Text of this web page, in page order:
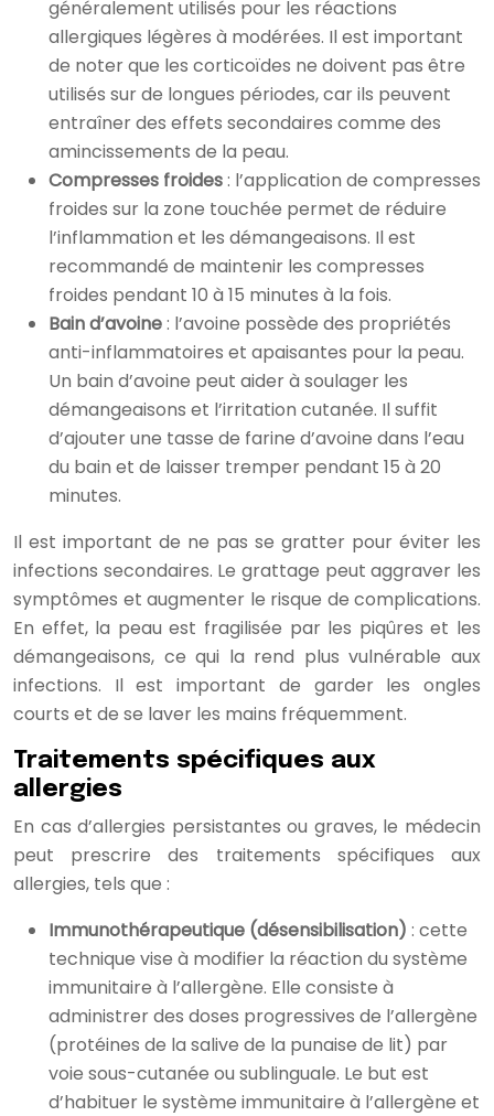
généralement utilisés pour les réactions
allergiques légères à modérées. Il est important
de noter que les corticoïdes ne doivent pas être
utilisés sur de longues périodes, car ils peuvent
entraîner des effets secondaires comme des
amincissements de la peau.
Compresses froides: l’application de compresses
froides sur la zone touchée permet de réduire
l’inflammation et les démangeaisons. Il est
recommandé de maintenir les compresses
froides pendant 10 à 15 minutes à la fois.
Bain d’avoine: l’avoine possède des propriétés
anti-inflammatoires et apaisantes pour la peau.
Un bain d’avoine peut aider à soulager les
démangeaisons et l’irritation cutanée. Il suffit
d’ajouter une tasse de farine d’avoine dans l’eau
du bain et de laisser tremper pendant 15 à 20
minutes.
Il est important de ne pas se gratter pour éviter les
infections secondaires. Le grattage peut aggraver les
symptômes et augmenter le risque de complications.
En effet, la peau est fragilisée par les piqûres et les
démangeaisons, ce qui la rend plus vulnérable aux
infections. Il est important de garder les ongles
courts et de se laver les mains fréquemment.
Traitements spécifiques aux
allergies
En cas d’allergies persistantes ou graves, le médecin
peut prescrire des traitements spécifiques aux
allergies, tels que :
Immunothérapeutique (désensibilisation) : cette
technique vise à modifier la réaction du système
immunitaire à l’allergène. Elle consiste à
administrer des doses progressives de l’allergène
(protéines de la salive de la punaise de lit) par
voie sous-cutanée ou sublinguale. Le but est
d’habituer le système immunitaire à l’allergène et